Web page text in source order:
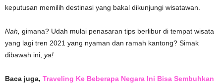
keputusan memilih destinasi yang bakal dikunjungi wisatawan.
Nah, gimana? Udah mulai penasaran tips berlibur di tempat wisata
yang lagi tren 2021 yang nyaman dan ramah kantong? Simak
dibawah ini, ya!
Baca juga, Traveling Ke Beberapa Negara Ini Bisa Sembuhkan